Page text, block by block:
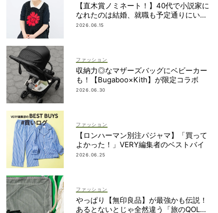
【直木賞ノミネート！】40代で小説家に
なれたのは結婚、就職も予定通りにいか
なかったから｜朝倉かすみさん
2026.06.15
ファッション
収納力◎なマザーズバッグにベビーカー
も！【Bugaboo×Kith】が限定コラボ
2026.06.30
ファッション
【ロンハーマン別注パジャマ】「買って
よかった！」VERY編集者のベストバイ
2026.06.25
ファッション
やっぱり【無印良品】が最強かも伝説！
あるとないとじゃ全然違う「旅のQOL爆